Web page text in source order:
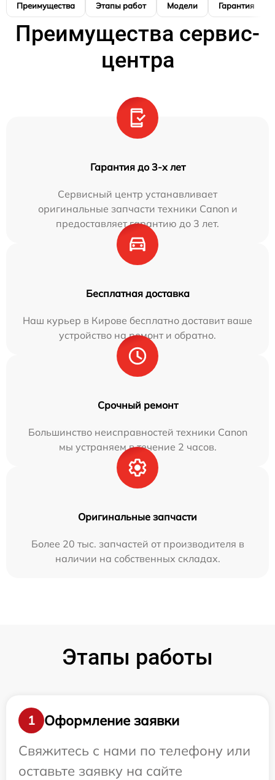
Преимущества Этапы работ Модели Гарантия
Преимущества сервис-
центра
Гарантия до 3-х лет
Сервисный центр устанавливает
оригинальные запчасти техники Canon и
предоставляет гарантию до 3 лет.
Бесплатная доставка
Наш курьер в Кирове бесплатно доставит ваше
устройство на ремонт и обратно.
Срочный ремонт
Большинство неисправностей техники Canon
мы устраняем в течение 2 часов.
Оригинальные запчасти
Более 20 тыс. запчастей от производителя в
наличии на собственных складах.
Этапы работы
1
Оформление заявки
Свяжитесь с нами по телефону или
оставьте заявку на сайте